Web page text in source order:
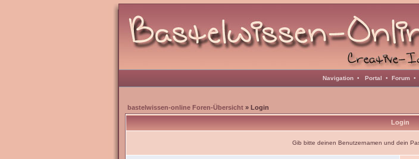
Navigation • Portal • Forum •
bastelwissen-online Foren-Übersicht » Login
Login
Gib bitte deinen Benutzernamen und dein